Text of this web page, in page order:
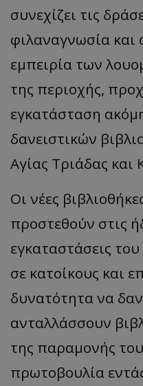
συνεχίζει τις
φιλαναγνωσία και
εμπειρία των
της περιοχής,
εγκατάσταση
δανειστικών
Αγίας Τριάδας
Οι νέες
προστεθούν στις
εγκαταστάσεις
σε κατοίκους και
δυνατότητα να
ανταλλάσσουν
της παραμονής
πρωτοβουλία